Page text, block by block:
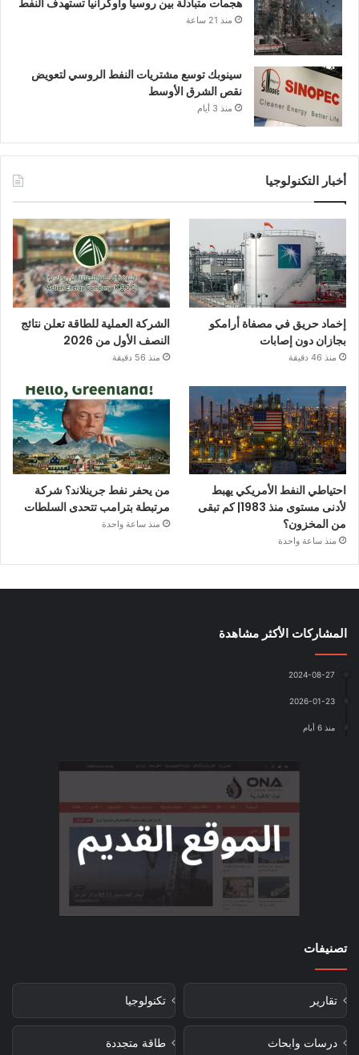
هجمات متبادلة بين روسيا وأوكرانيا تستهدف النفط
منذ 21 ساعة
سينوبك توسع مشتريات النفط الروسي لتعويض
نقص الشرق الأوسط
منذ 3 أيام
أخبار التكنولوجيا
إخماد حريق في مصفاة أرامكو
بجازان دون إصابات
منذ 46 دقيقة
الشركة العملية للطاقة تعلن نتائج
النصف الأول من 2026
منذ 56 دقيقة
احتياطي النفط الأمريكي يهبط
لأدنى مستوى منذ 1983| كم تبقى
من المخزون؟
منذ ساعة واحدة
من يحفر نفط جرينلاند؟ شركة
مرتبطة بترامب تتحدى السلطات
منذ ساعة واحدة
المشاركات الأكثر مشاهدة
2024-08-27
2026-01-23
منذ 6 أيام
تصنيفات
تقارير تكنولوجيا
درسات وابحاث طاقة متجددة